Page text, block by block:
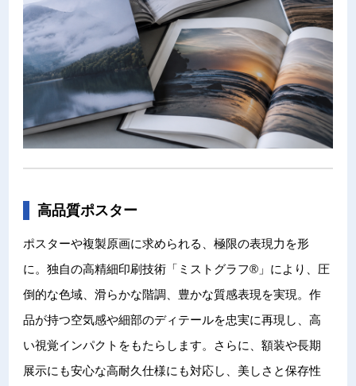
高品質ポスター
ポスターや複製原画に求められる、極限の表現力を形
に。独自の高精細印刷技術「ミストグラフ®」により、圧
倒的な色域、滑らかな階調、豊かな質感表現を実現。作
品が持つ空気感や細部のディテールを忠実に再現し、高
い視覚インパクトをもたらします。さらに、額装や長期
展示にも安心な高耐久仕様にも対応し、美しさと保存性